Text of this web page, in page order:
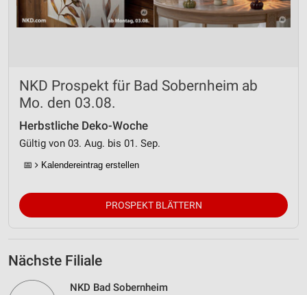
NKD Prospekt für Bad Sobernheim ab
Mo. den 03.08.
Herbstliche Deko-Woche
Gültig von 03. Aug. bis 01. Sep.
📅 Kalendereintrag erstellen
PROSPEKT BLÄTTERN
Nächste Filiale
NKD Bad Sobernheim